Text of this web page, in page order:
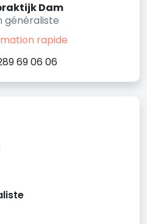
Dam
généraliste
rapide
69 06 06